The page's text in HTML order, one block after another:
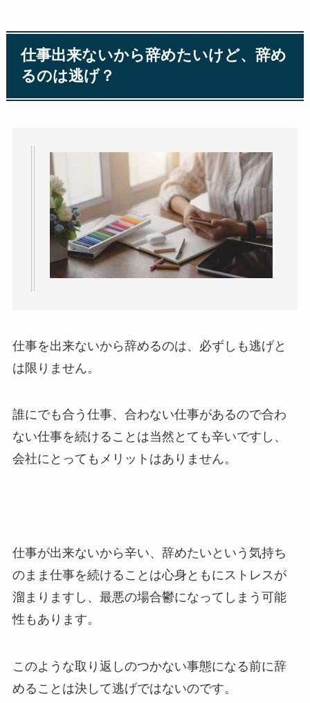
仕事出来ないから辞めたいけど、辞め
るのは逃げ？
仕事を出来ないから辞めるのは、 必ずしも逃げと
は限りません。
誰にでも合う仕事、合わない仕事があるので合わ
ない仕事を続けることは当然とても辛いですし、
会社にとってもメリットはありません。
仕事が出来ないから辛い、辞めたいという気持ち
のまま仕事を続けることは心身ともにストレスが
溜まりますし、最悪の場合鬱になってしまう可能
性もあります。
このような取り返しのつかない事態になる前に辞
めることは決して逃げではないのです。